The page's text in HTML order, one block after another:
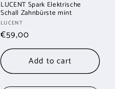
LUCENT Spark Elektrische
Schall Zahnbürste mint
Vendor:
LUCENT
Regular
price
€59,00
Add to cart